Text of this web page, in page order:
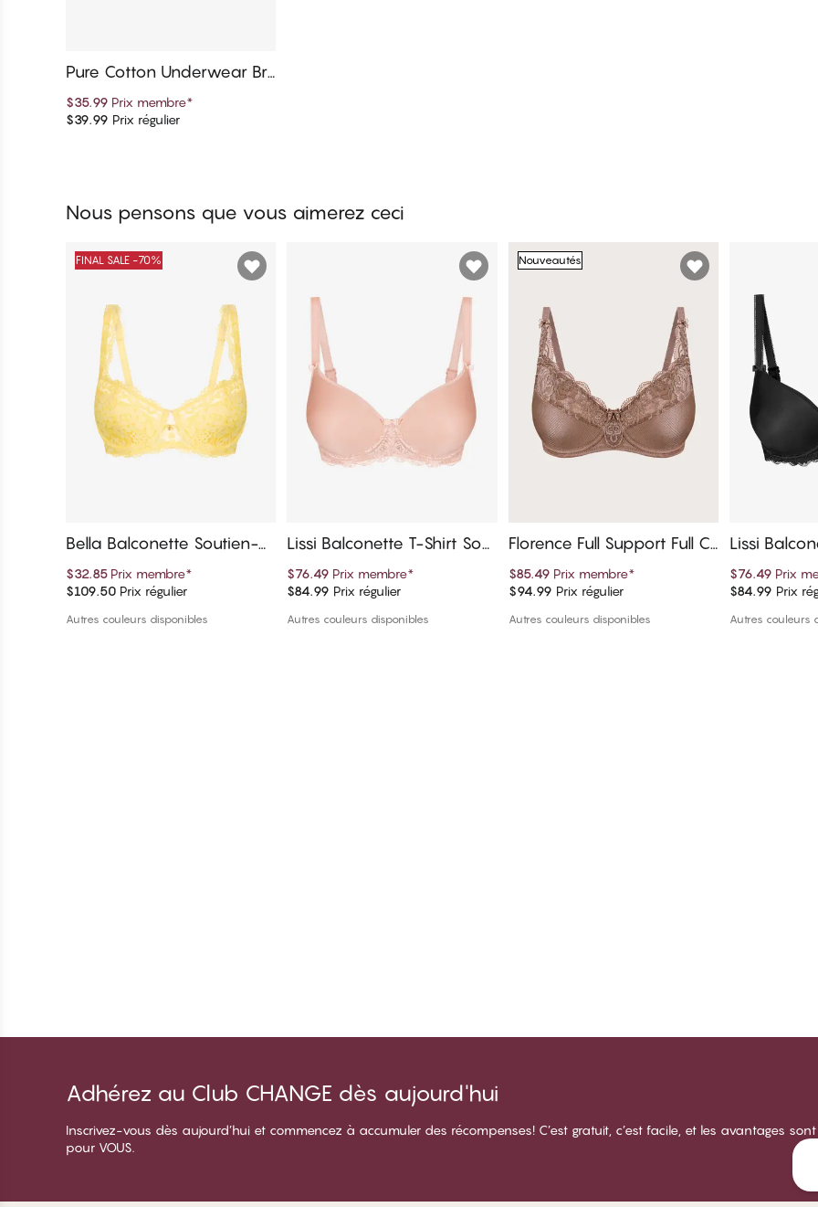
Ajouter au panier
Pure Cotton Underwear Bri
$35.99 Prix membre*
$39.99 Prix régulier
Nous pensons que vous aimerez ceci
Ajouter au panier
FINAL SALE -70%
Bella Balconette Soutien-g
$32.85 Prix membre*
$109.50 Prix régulier
Autres couleurs disponibles
Ajouter au panier
Lissi Balconette T-Shirt Sout
$76.49 Prix membre*
$84.99 Prix régulier
Autres couleurs disponibles
Ajouter au panier
Nouveautés
Florence Full Support Full C
$85.49 Prix membre*
$94.99 Prix régulier
Autres couleurs disponibles
Lissi
$76.49 Prix
$84.99 Prix
Autres couleurs
Adhérez au Club CHANGE dès aujourd'hui
Inscrivez-vous dès aujourd’hui et commencez à accumuler des récompenses! C’est gratuit, c’est facile, et les avantages
pour VOUS.